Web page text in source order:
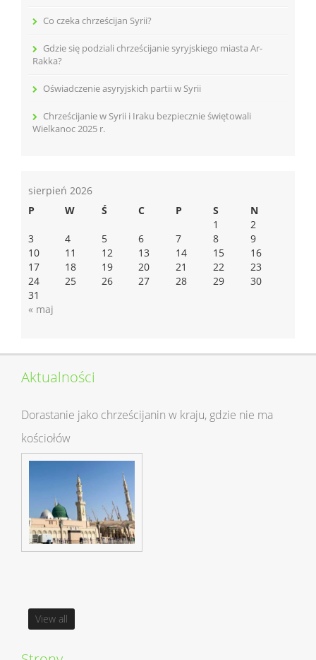
Co czeka chrześcijan Syrii?
Gdzie się podziali chrześcijanie syryjskiego miasta Ar-
Rakka?
Oświadczenie asyryjskich partii w Syrii
Chrześcijanie w Syrii i Iraku bezpiecznie świętowali
Wielkanoc 2025 r.
sierpień 2026
P
W Ś C P S N
« maj
1
2
3
4 5 6 7 8
9
10
11 12 13 14 15
16
17
18 19 20 21 22
23
24
25 26 27 28 29
30
31
Aktualności
Dorastanie jako chrześcijanin w kraju, gdzie nie ma
kościołów
View all